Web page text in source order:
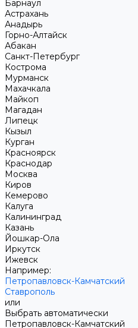
Барнаул
Астрахань
Анадырь
Горно-Алтайск
Абакан
Санкт-Петербург
Кострома
Мурманск
Махачкала
Майкоп
Магадан
Липецк
Кызыл
Курган
Красноярск
Краснодар
Москва
Киров
Кемерово
Калуга
Калининград
Казань
Йошкар-Ола
Иркутск
Ижевск
Например:
Петропавловск-Камчатский
Ставрополь
или
Выбрать автоматически
Петропавловск-Камчатский